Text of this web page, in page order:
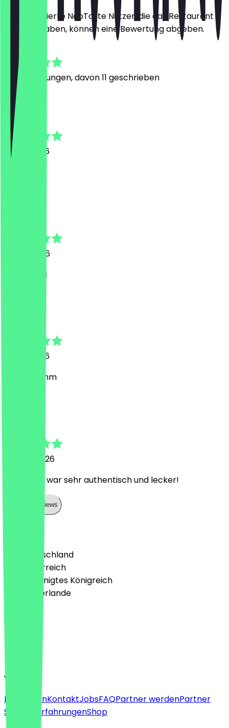
Nur registrierte NeoTaste Nutzer, die das Restaurant
besucht haben, können eine Bewertung abgeben.
Bewertungen, davon 11 geschrieben
Alexander
9. Juni 2026
6. Juni 2026
Tasty food
3. Juni 2026
lecker Lamm
13. April 2026
Das Essen war sehr authentisch und lecker!
Show all reviews
🇩🇪 Deutschland
🇦🇹 Österreich
🇬🇧 Vereinigtes Königreich
🇳🇱 Niederlande
Deutsch
English
About
Für FirmenKontaktJobsFAQPartner werdenPartner
Support
ErfahrungenShop